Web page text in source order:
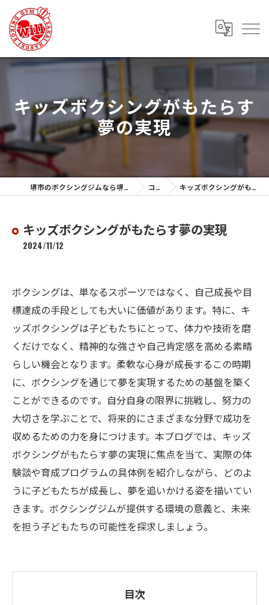
キッズボクシングがもたらす
夢の実現
堺市のボクシングジムなら堺春木ボクシングジム コラム キッズボクシングがもたらす夢の実現
キッズボクシングがもたらす夢の実現
2024/11/12
ボクシングは、単なるスポーツではなく、自己成長や目
標達成の手段としても大いに価値があります。特に、キ
ッズボクシングは子どもたちにとって、体力や技術を磨
くだけでなく、精神的な強さや自己肯定感を高める素晴
らしい機会となります。柔軟な心身が成長するこの時期
に、ボクシングを通じて夢を実現するための基盤を築く
ことができるのです。自分自身の限界に挑戦し、努力の
大切さを学ぶことで、将来的にさまざまな分野で成功を
収めるための力を身につけます。本ブログでは、キッズ
ボクシングがもたらす夢の実現に焦点を当て、実際の体
験談や育成プログラムの具体例を紹介しながら、どのよ
うに子どもたちが成長し、夢を追いかける姿を描いてい
きます。ボクシングジムが提供する環境の意義と、未来
を担う子どもたちの可能性を探求しましょう。
目次